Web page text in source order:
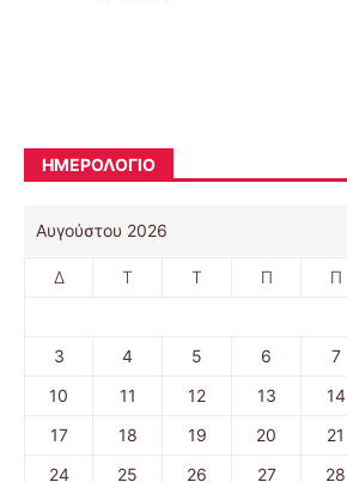
ΗΜΕΡΟΛΟΓΙΟ
Αυγούστου 2026
Δ Τ Τ Π Π
3
4 5 6 7
10
11 12 13 14
17
18 19 20 21
24
25 26 27 28